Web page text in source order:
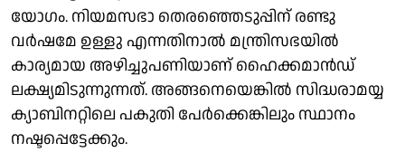
യോഗം. നിയമസഭാ തെരഞ്ഞെടുപ്പിന് രണ്ടു
വർഷമേ ഉള്ളു എന്നതിനാൽ മന്ത്രിസഭയിൽ
കാര്യമായ അഴിച്ചുപണിയാണ് ഹൈക്കമാൻഡ്
ലക്ഷ്യമിടുന്നുന്നത്. അങ്ങനെയെങ്കിൽ സിദ്ധരാമയ്യ
ക്യാബിനറ്റിലെ പകുതി പേർക്കെങ്കിലും സ്ഥാനം
നഷ്ടപ്പെട്ടേക്കും.